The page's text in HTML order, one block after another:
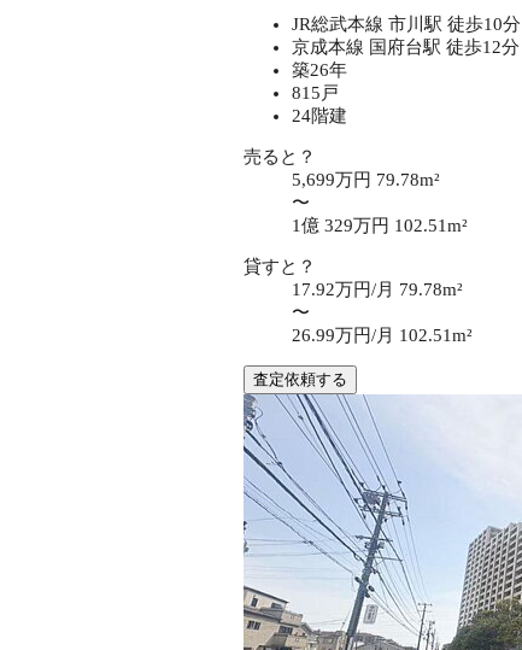
JR総武本線 市川駅 徒歩10分
京成本線 国府台駅 徒歩12分
築26年
815戸
24階建
売ると？
5,699万円 79.78m²
〜
1億 329万円 102.51m²
貸すと？
17.92万円/月 79.78m²
〜
26.99万円/月 102.51m²
査定依頼する